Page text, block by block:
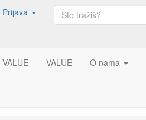
Prijava
VALUE VALUE O nama